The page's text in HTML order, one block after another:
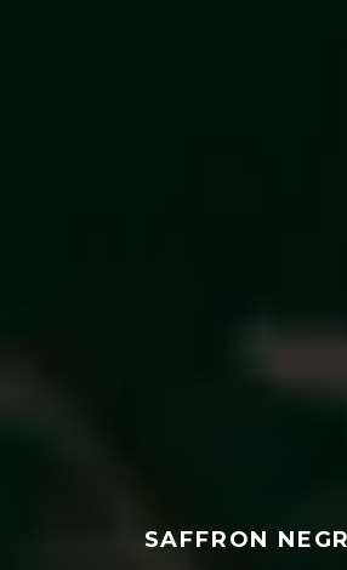
SAFFRON